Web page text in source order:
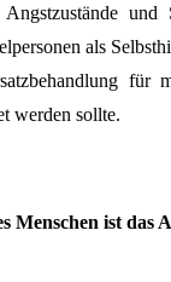
Angstzustände
als
für
werden sollte.
Menschen ist das